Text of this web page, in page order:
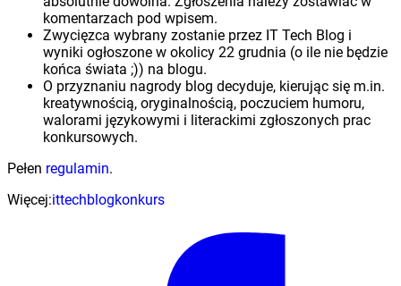
komentarzach pod wpisem.
Zwycięzca wybrany zostanie przez IT Tech Blog i
wyniki ogłoszone w okolicy 22 grudnia (o ile nie będzie
końca świata ;)) na blogu.
O przyznaniu nagrody blog decyduje, kierując się m.in.
kreatywnością, oryginalnością, poczuciem humoru,
walorami językowymi i literackimi zgłoszonych prac
konkursowych.
Pełen regulamin.
Więcej:ittechblogkonkurs